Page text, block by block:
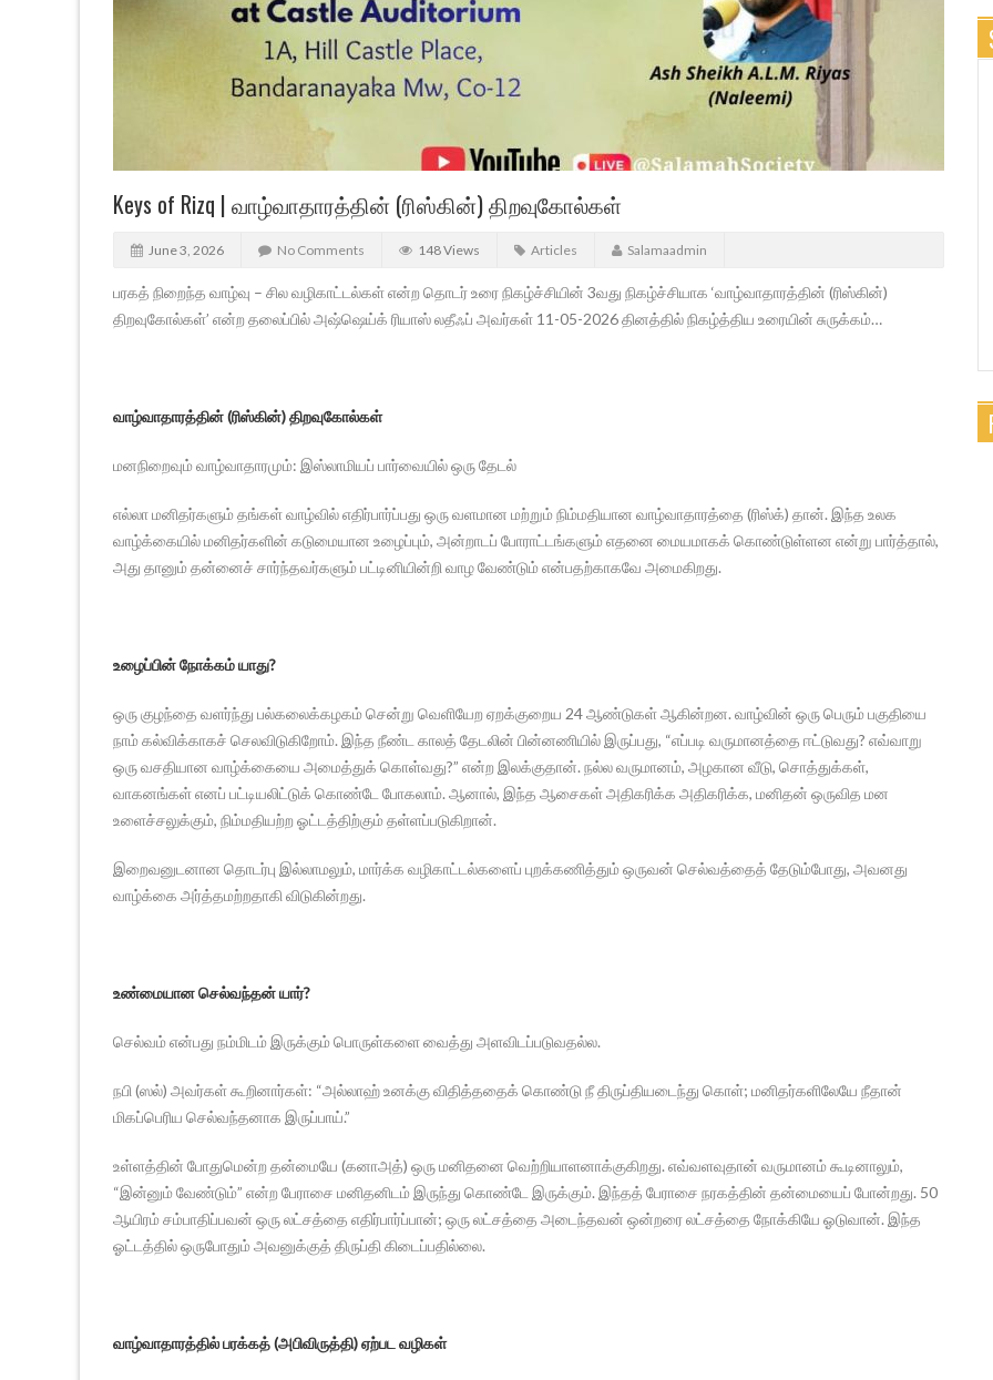
Keys of Rizq | வாழ்வாதாரத்தின் (ரிஸ்கின்) திறவுகோல்கள்
June 3, 2026 No Comments 148 Views Articles Salamaadmin
பரகத் நிறைந்த வாழ்வு – சில வழிகாட்டல்கள் என்ற தொடர் உரை நிகழ்ச்சியின் 3வது நிகழ்ச்சியாக ‘வாழ்வாதாரத்தின் (ரிஸ்கின்)
திறவுகோல்கள்’ என்ற தலைப்பில் அஷ்ஷெய்க் ரியாஸ் லதீஃப் அவர்கள் 11-05-2026 தினத்தில் நிகழ்த்திய உரையின் சுருக்கம்…
வாழ்வாதாரத்தின் (ரிஸ்கின்) திறவுகோல்கள்
மனநிறைவும் வாழ்வாதாரமும்: இஸ்லாமியப் பார்வையில் ஒரு தேடல்
எல்லா மனிதர்களும் தங்கள் வாழ்வில் எதிர்பார்ப்பது ஒரு வளமான மற்றும் நிம்மதியான வாழ்வாதாரத்தை (ரிஸ்க்) தான். இந்த உலக
வாழ்க்கையில் மனிதர்களின் கடுமையான உழைப்பும், அன்றாடப் போராட்டங்களும் எதனை மையமாகக் கொண்டுள்ளன என்று பார்த்தால்,
அது தானும் தன்னைச் சார்ந்தவர்களும் பட்டினியின்றி வாழ வேண்டும் என்பதற்காகவே அமைகிறது.
உழைப்பின் நோக்கம் யாது?
ஒரு குழந்தை வளர்ந்து பல்கலைக்கழகம் சென்று வெளியேற ஏறக்குறைய 24 ஆண்டுகள் ஆகின்றன. வாழ்வின் ஒரு பெரும் பகுதியை
நாம் கல்விக்காகச் செலவிடுகிறோம். இந்த நீண்ட காலத் தேடலின் பின்னணியில் இருப்பது, “எப்படி வருமானத்தை ஈட்டுவது? எவ்வாறு
ஒரு வசதியான வாழ்க்கையை அமைத்துக் கொள்வது?” என்ற இலக்குதான். நல்ல வருமானம், அழகான வீடு, சொத்துக்கள்,
வாகனங்கள் எனப் பட்டியலிட்டுக் கொண்டே போகலாம். ஆனால், இந்த ஆசைகள் அதிகரிக்க அதிகரிக்க, மனிதன் ஒருவித மன
உளைச்சலுக்கும், நிம்மதியற்ற ஓட்டத்திற்கும் தள்ளப்படுகிறான்.
இறைவனுடனான தொடர்பு இல்லாமலும், மார்க்க வழிகாட்டல்களைப் புறக்கணித்தும் ஒருவன் செல்வத்தைத் தேடும்போது, அவனது
வாழ்க்கை அர்த்தமற்றதாகி விடுகின்றது.
உண்மையான செல்வந்தன் யார்?
செல்வம் என்பது நம்மிடம் இருக்கும் பொருள்களை வைத்து அளவிடப்படுவதல்ல.
நபி (ஸல்) அவர்கள் கூறினார்கள்: “அல்லாஹ் உனக்கு விதித்ததைக் கொண்டு நீ திருப்தியடைந்து கொள்; மனிதர்களிலேயே நீதான்
மிகப்பெரிய செல்வந்தனாக இருப்பாய்.”
உள்ளத்தின் போதுமென்ற தன்மையே (கனாஅத்) ஒரு மனிதனை வெற்றியாளனாக்குகிறது. எவ்வளவுதான் வருமானம் கூடினாலும்,
“இன்னும் வேண்டும்” என்ற பேராசை மனிதனிடம் இருந்து கொண்டே இருக்கும். இந்தத் பேராசை நரகத்தின் தன்மையைப் போன்றது. 50
ஆயிரம் சம்பாதிப்பவன் ஒரு லட்சத்தை எதிர்பார்ப்பான்; ஒரு லட்சத்தை அடைந்தவன் ஒன்றரை லட்சத்தை நோக்கியே ஓடுவான். இந்த
ஓட்டத்தில் ஒருபோதும் அவனுக்குத் திருப்தி கிடைப்பதில்லை.
வாழ்வாதாரத்தில் பரக்கத் (அபிவிருத்தி) ஏற்பட வழிகள்